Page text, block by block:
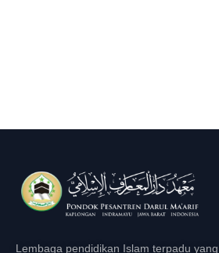
Lembaga pendidikan Islam terpadu